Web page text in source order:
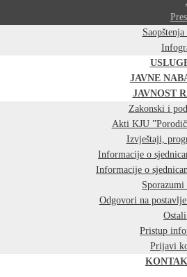
JAVNE
JAVNOST
Zakonski i
Akti KJU
Izvještaji,
Informacije o
Informacije o
Odgovori na
Pristup
Prijavi